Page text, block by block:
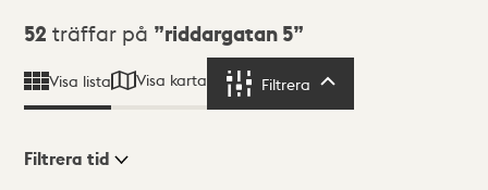
Sökresultat
52 träffar på riddargatan 5
Visa lista Visa karta Filtrera
Filtrera tid